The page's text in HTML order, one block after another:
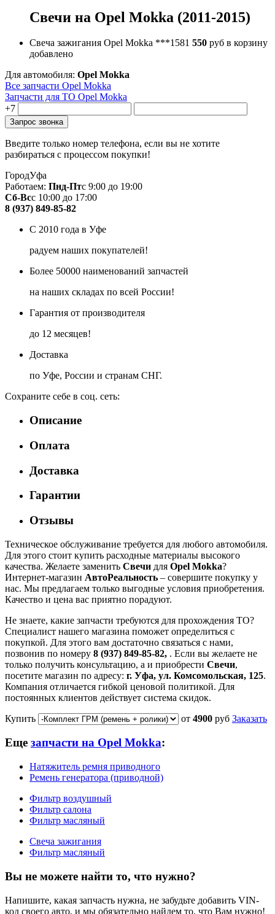
Свечи на Opel Mokka (2011-2015)
Свеча зажигания Opel Mokka ***1581 550 руб в корзину
добавлено
Для автомобиля: Opel Mokka
Все запчасти Opel Mokka
Запчасти для ТО Opel Mokka
+7
Введите только номер телефона, если вы не хотите
разбираться с процессом покупки!
ГородУфа
Работаем: Пнд-Птс 9:00 до 19:00
Сб-Всс 10:00 до 17:00
8 (937) 849-85-82
С 2010 года в Уфе
радуем наших покупателей!
Более 50000 наименований запчастей
на наших складах по всей России!
Гарантия от производителя
до 12 месяцев!
Доставка
по Уфе, России и странам СНГ.
Сохраните себе в соц. сеть:
Описание
Оплата
Доставка
Гарантии
Отзывы
Техническое обслуживание требуется для любого автомобиля.
Для этого стоит купить расходные материалы высокого
качества. Желаете заменить Свечи для Opel Mokka?
Интернет-магазин АвтоРеальность – совершите покупку у
нас. Мы предлагаем только выгодные условия приобретения.
Качество и цена вас приятно порадуют.
Не знаете, какие запчасти требуются для прохождения ТО?
Специалист нашего магазина поможет определиться с
покупкой. Для этого вам достаточно связаться с нами,
позвонив по номеру 8 (937) 849-85-82, . Если вы желаете не
только получить консультацию, а и приобрести Свечи,
посетите магазин по адресу: г. Уфа, ул. Комсомольская, 125.
Компания отличается гибкой ценовой политикой. Для
постоянных клиентов действует система скидок.
Купить
от 4900 руб Заказать
Еще запчасти на Opel Mokka:
Натяжитель ремня приводного
Ремень генератора (приводной)
Фильтр воздушный
Фильтр салона
Фильтр масляный
Свеча зажигания
Фильтр масляный
Вы не можете найти то, что нужно?
Напишите, какая запчасть нужна, не забудьте добавить VIN-
код своего авто, и мы обязательно найдем то, что Вам нужно!